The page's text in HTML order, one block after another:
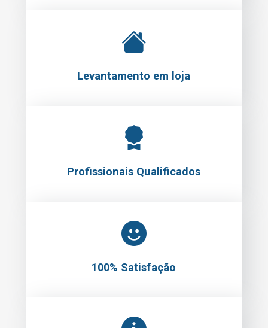
Levantamento em loja
Profissionais Qualificados
100% Satisfação